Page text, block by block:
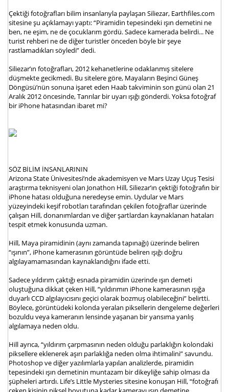
Çektiği fotoğrafları bilim insanlarıyla paylaşan Siliezar, Earthfiles.com
sitesine şu açıklamayı yaptı: “Piramidin tepesindeki ışın demetini ne
ben, ne eşim, ne de çocuklarım gördü. Sadece kamerada belirdi... Ne
turist rehberi ne de diğer turistler önceden böyle bir şeye
rastlamadıkları söyledi” dedi.
Siliezar’ın fotoğrafları, 2012 kehanetlerine odaklanmış sitelere
düşmekte gecikmedi. Bu sitelere göre, Mayaların Beşinci Güneş
Döngüsü’nün sonuna işaret eden Haab takviminin son günü olan 21
Aralık 2012 öncesinde, Tanrılar bir uyarı ışığı gönderdi. Yoksa fotoğraf
bir iPhone hatasından ibaret mi?
SÖZ BİLİM İNSANLARININ
Arizona State Ünivesitesi’nde akademisyen ve Mars Uzay Uçuş Tesisi
araştırma teknisyeni olan Jonathon Hill, Siliezar’ın çektiği fotoğrafın bir
iPhone hatası olduğuna neredeyse emin. Uydular ve Mars
yüzeyindeki keşif robotları tarafından çekilen fotoğraflar üzerinde
çalışan Hill, donanımlardan ve diğer şartlardan kaynaklanan hataları
tespit etmek konusunda uzman.
Hill, Maya piramidinin (aynı zamanda tapınağı) üzerinde beliren
“ışının”, iPhone kamerasının görüntüde beliren ışığı doğru
algılayamamasından kaynaklandığını ifade etti.
Sadece yıldırım çaktığı esnada piramidin üzerinde ışın demeti
oluştuğuna dikkat çeken Hill, “yıldırımın iPhone kamerasının ışığa
duyarlı CCD algılayıcısını geçici olarak bozmuş olabileceğini” belirtti.
Böylece, görüntüdeki kolonda yeralan piksellerin dengeleme değerleri
bozuldu veya kameranın lensinde yaşanan bir yansıma yanlış
algılamaya neden oldu.
Hill ayrıca, “yıldırım çarpmasının neden olduğu parlaklığın kolondaki
piksellere eklenerek aşırı parlaklığa neden olma ihtimalini” savundu.
Photoshop ve diğer yazılımlarla yapılan analizlerde, piramidin
tepesindeki ışın demetinin muntazam bir dikeyliğe sahip olması da
şüpheleri artırdı. Life’s Little Mysteries sitesine konuşan Hill, “fotoğrafı